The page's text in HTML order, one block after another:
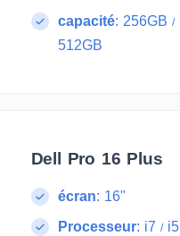
capacité: 256GB /
512GB
Dell Pro 16 Plus
écran: 16"
Processeur: i7 /i5